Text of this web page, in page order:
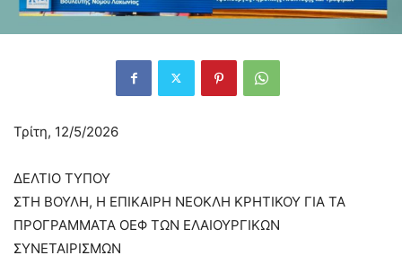
Τρίτη, 12/5/2026
ΔΕΛΤΙΟ ΤΥΠΟΥ
ΣΤΗ ΒΟΥΛΗ, Η ΕΠΙΚΑΙΡΗ ΝΕΟΚΛΗ ΚΡΗΤΙΚΟΥ ΓΙΑ ΤΑ
ΠΡΟΓΡΑΜΜΑΤΑ ΟΕΦ ΤΩΝ ΕΛΑΙΟΥΡΓΙΚΩΝ
ΣΥΝΕΤΑΙΡΙΣΜΩΝ